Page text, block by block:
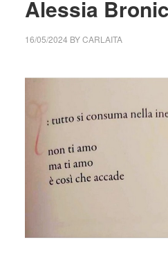
Alessia
16/05/2024 BYCARLAITA